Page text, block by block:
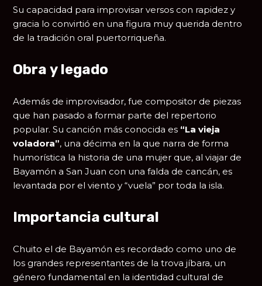
Su capacidad para improvisar versos con rapidez y
gracia lo convirtió en una figura muy querida dentro
de la tradición oral puertorriqueña.
Obra y legado
Además de improvisador, fue compositor de piezas
que han pasado a formar parte del repertorio
popular. Su canción más conocida es “La vieja
voladora”, una décima en la que narra de forma
humorística la historia de una mujer que, al viajar de
Bayamón a San Juan con una falda de cancán, es
levantada por el viento y “vuela” por toda la isla.
Importancia cultural
Chuito el de Bayamón es recordado como uno de
los grandes representantes de la trova jíbara, un
género fundamental en la identidad cultural de